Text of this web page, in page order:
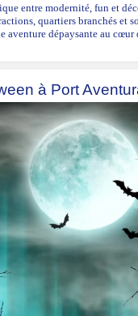
entre modernité, fun et
quartiers branchés et
aventure dépaysante au
à Port